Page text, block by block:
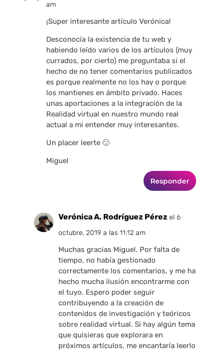
am
¡Super interesante artículo Verónica!
Desconocía la existencia de tu web y
habiendo leído varios de los artículos (muy
currados, por cierto) me preguntaba si el
hecho de no tener comentarios publicados
es porque realmente no los hay o porque
los mantienes en ámbito privado. Haces
unas aportaciones a la integración de la
Realidad virtual en nuestro mundo real
actual a mi entender muy interesantes.
Un placer leerte 🙂
Miguel
Responder
Verónica A. Rodríguez Pérez el 6
octubre, 2019 a las 11:12 am
Muchas gracias Miguel. Por falta de
tiempo, no había gestionado
correctamente los comentarios, y me ha
hecho mucha ilusión encontrarme con
el tuyo. Espero poder seguir
contribuyendo a la creación de
contenidos de investigación y teóricos
sobre realidad virtual. Si hay algún tema
que quisieras que explorara en
próximos artículos, me encantaría leerlo